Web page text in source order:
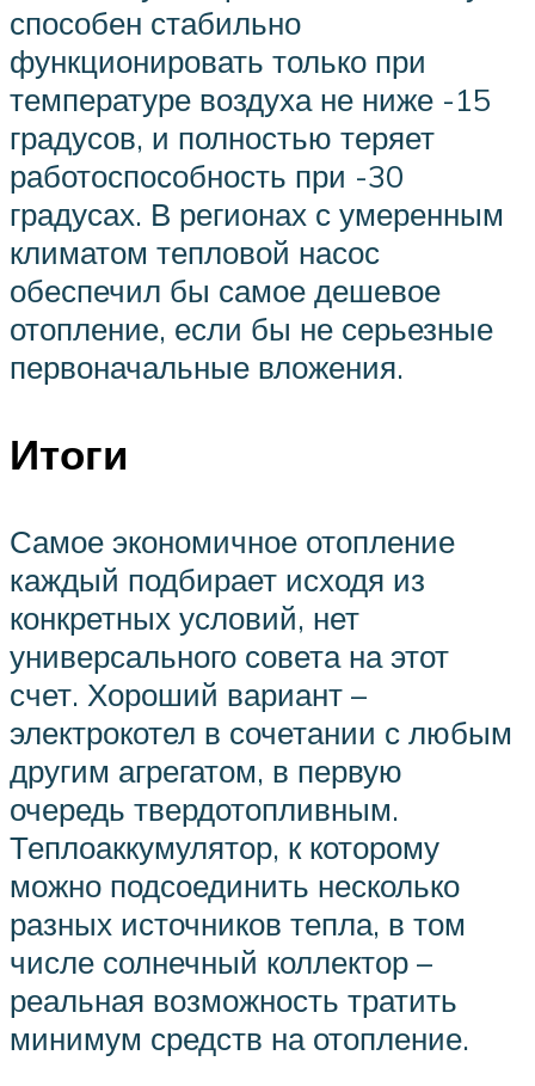
способен стабильно
функционировать только при
температуре воздуха не ниже -15
градусов, и полностью теряет
работоспособность при -30
градусах. В регионах с умеренным
климатом тепловой насос
обеспечил бы самое дешевое
отопление, если бы не серьезные
первоначальные вложения.
Итоги
Самое экономичное отопление
каждый подбирает исходя из
конкретных условий, нет
универсального совета на этот
счет. Хороший вариант –
электрокотел в сочетании с любым
другим агрегатом, в первую
очередь твердотопливным.
Теплоаккумулятор, к которому
можно подсоединить несколько
разных источников тепла, в том
числе солнечный коллектор –
реальная возможность тратить
минимум средств на отопление.